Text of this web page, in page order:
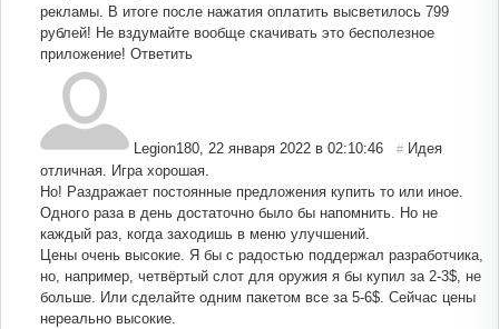
рекламы. В итоге после нажатия оплатить высветилось 799
рублей! Не вздумайте вообще скачивать это бесполезное
приложение! Ответить
Legion180 22 января 2022 в 02:10:46 # Идея
отличная. Игра хорошая.
Но! Раздражает постоянные предложения купить то или иное.
Одного раза в день достаточно было бы напомнить. Но не
каждый раз, когда заходишь в меню улучшений.
Цены очень высокие. Я бы с радостью поддержал разработчика,
но, например, четвёртый слот для оружия я бы купил за 2-3$, не
больше. Или сделайте одним пакетом все за 5-6$. Сейчас цены
нереально высокие.